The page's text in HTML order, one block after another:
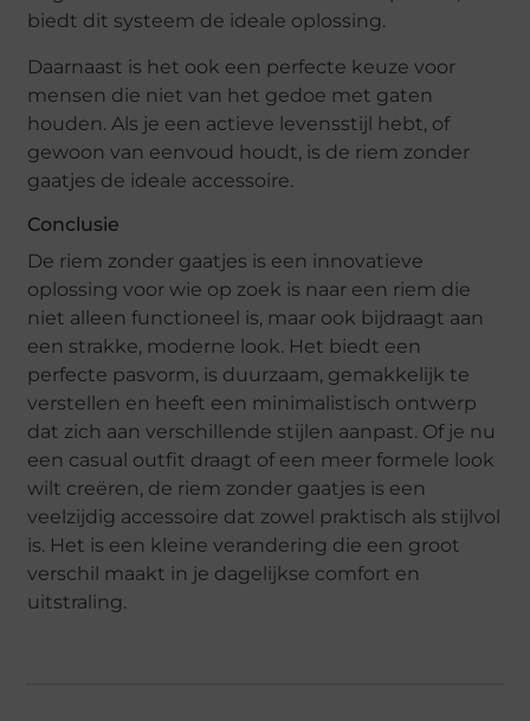
biedt dit systeem de ideale oplossing.
Daarnaast is het ook een perfecte keuze voor
mensen die niet van het gedoe met gaten
houden. Als je een actieve levensstijl hebt, of
gewoon van eenvoud houdt, is de riem zonder
gaatjes de ideale accessoire.
Conclusie
De riem zonder gaatjes is een innovatieve
oplossing voor wie op zoek is naar een riem die
niet alleen functioneel is, maar ook bijdraagt aan
een strakke, moderne look. Het biedt een
perfecte pasvorm, is duurzaam, gemakkelijk te
verstellen en heeft een minimalistisch ontwerp
dat zich aan verschillende stijlen aanpast. Of je nu
een casual outfit draagt of een meer formele look
wilt creëren, de riem zonder gaatjes is een
veelzijdig accessoire dat zowel praktisch als stijlvol
is. Het is een kleine verandering die een groot
verschil maakt in je dagelijkse comfort en
uitstraling.